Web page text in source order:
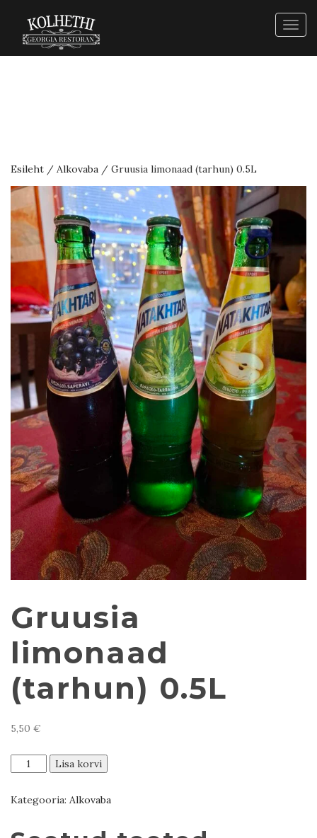
Esileht / Alkovaba / Gruusia limonaad (tarhun) 0.5L
Gruusia
limonaad
(tarhun) 0.5L
5,50 €
Gruusia
limonaad
0.5L
Lisa korvi
Kategooria: Alkovaba